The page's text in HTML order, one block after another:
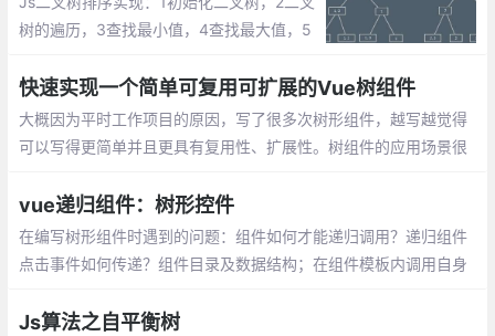
树的遍历，3查找最小值，4查找最大值，5
快速实现一个简单可复用可扩展的Vue树组件
大概因为平时工作项目的原因，写了很多次树形组件，越写越觉得
可以写得更简单并且更具有复用性、扩展性。树组件的应用场景很
其实都可以用树形结构来描述
vue递归组件：树形控件
在编写树形组件时遇到的问题：组件如何才能递归调用？递归组件
点击事件如何传递？组件目录及数据结构；在组件模板内调用自身
e属性
Js算法之自平衡树